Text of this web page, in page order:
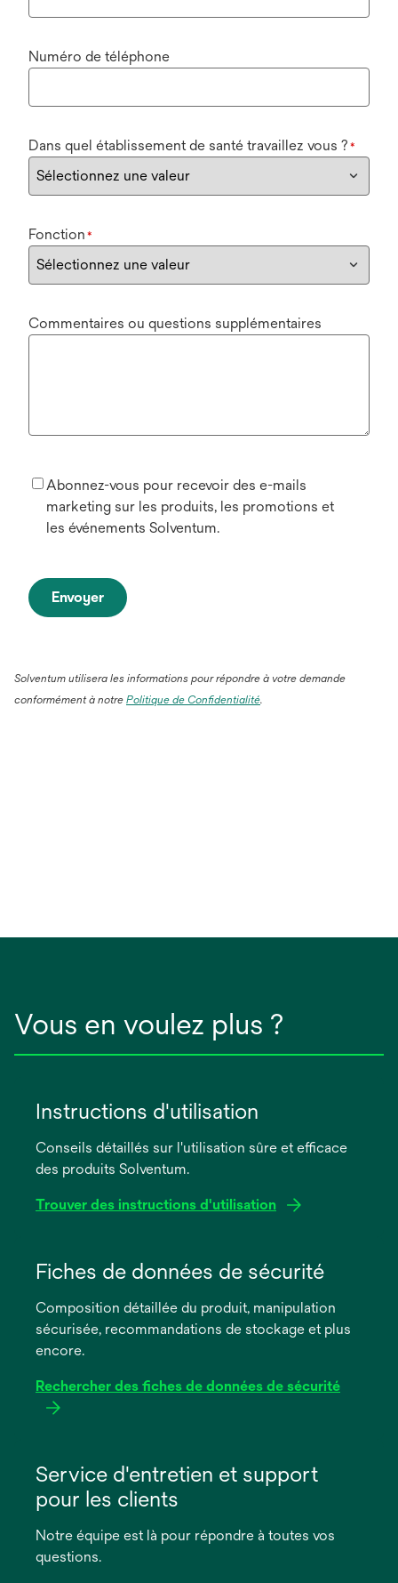
Numéro de téléphone
Dans quel établissement de santé travaillez vous ? *
Fonction *
Commentaires ou questions supplémentaires
Abonnez-vous pour recevoir des e-mails
marketing sur les produits, les promotions et
les événements Solventum.
Envoyer
Solventum utilisera les informations pour répondre à votre demande
conformément à notre Politique de Confidentialité.
Vous en voulez plus ?
Instructions d'utilisation
Conseils détaillés sur l'utilisation sûre et efficace
des produits Solventum.
Trouver des instructions d'utilisation
dans
nouvel
onglet
Fiches de données de sécurité
Composition détaillée du produit, manipulation
sécurisée, recommandations de stockage et plus
encore.
Rechercher des fiches de données de sécurité
dans
nouvel
onglet
Service d'entretien et support
pour les clients
Notre équipe est là pour répondre à toutes vos
questions.